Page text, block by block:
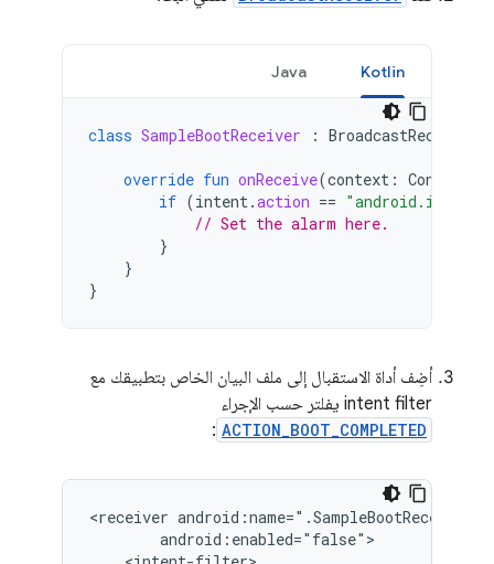
Kotlin
Java
class SampleBootReceiver : BroadcastReceiver
override fun onReceive(context : Context
if (intent.action ==
// Set the alarm here.
}
}
}
أضِف أداة الاستقبال إلى ملف البيان الخاص بتطبيقك مع
intent filter يفلتر حسب الإجراء
ACTION_BOOT_COMPLETED
:
<receiver